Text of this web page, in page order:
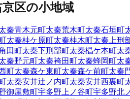
区の小地域
秦青木元町太秦荒木町太秦石垣町
太秦桂ケ原町太秦桂木町太秦上刑
田町太秦下刑部町太秦椙ケ本町太
秦野元町太秦袴田町太秦蜂岡町太
町太秦森ケ東町太秦森ケ前町太秦
太秦安井辻ノ内町太秦安井西裏町
御屋敷町宇多野上ノ谷町宇多野北